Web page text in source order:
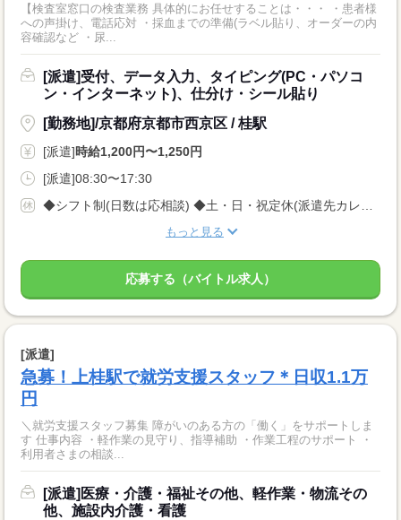
【検査室窓口の検査業務 具体的にお任せすることは・・・ ・患者様
への声掛け、電話応対 ・採血までの準備(ラベル貼り、オーダーの内
容確認など ・尿...
[派遣]受付、データ入力、タイピング(PC・パソコ
ン・インターネット)、仕分け・シール貼り
[勤務地]/京都府京都市西京区 / 桂駅
[派遣]時給1,200円〜1,250円
[派遣]08:30〜17:30
もっと見る
応募する（バイトル求人）
[派遣]
急募！上桂駅で就労支援スタッフ＊日収1.1万
円
＼就労支援スタッフ募集 障がいのある方の「働く」をサポートしま
す 仕事内容 ・軽作業の見守り、指導補助 ・作業工程のサポート ・
利用者さまの相談...
[派遣]医療・介護・福祉その他、軽作業・物流その
他、施設内介護・看護